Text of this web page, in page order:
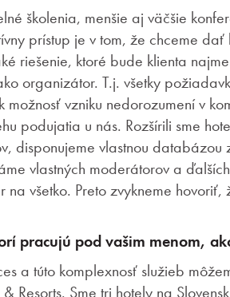
školenia, menšie aj väčšie
prístup je v tom, že chceme dať
riešenie, ktoré bude klienta
organizátor. T.j. všetky
vzniku nedorozumení v
podujatia u nás. Rozšírili sme
disponujeme vlastnou databázou
vlastných moderátorov a
na všetko. Preto zvykneme
pracujú pod vašim menom,
a túto komplexnosť služieb
Resorts. Sme tri hotely na